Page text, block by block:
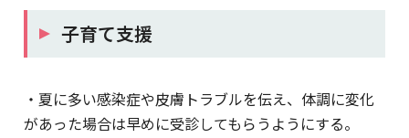
子育て支援
・夏に多い感染症や皮膚トラブルを伝え、体調に変化
があった場合は早めに受診してもらうようにする。